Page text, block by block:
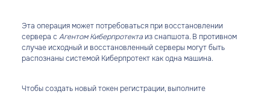
войти в кабинет
Эта операция может потребоваться при восстановлении
сервера с Агентом Киберпротектаиз снапшота. В противном
случае исходный и восстановленный серверы могут быть
распознаны системой Киберпротект как одна машина.
Чтобы создать новый токен регистрации, выполните